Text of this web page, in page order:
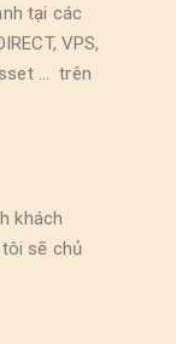
tại các
VPS,
… trên
khách
sẽ chủ